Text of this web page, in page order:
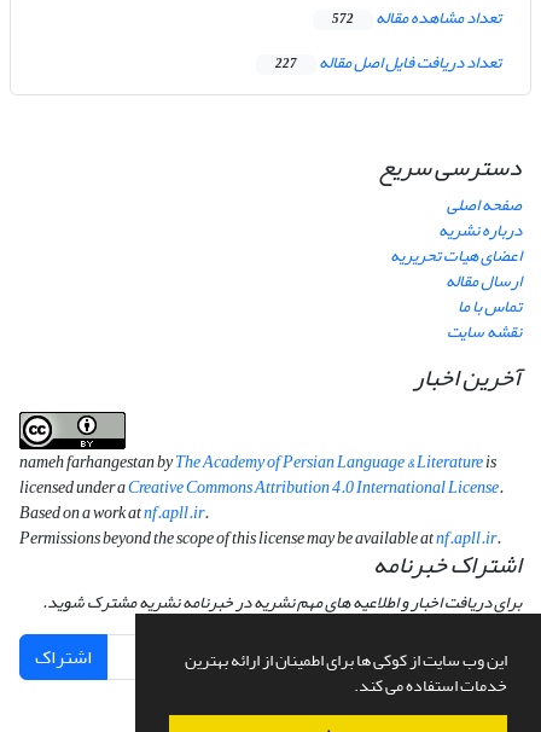
این وب سایت از کوکی ها برای اطمینان از ارائه بهترین
خدمات استفاده می کند.
تعداد مشاهده مقاله 572
تعداد دریافت فایل اصل مقاله 227
دسترسی سریع
صفحه اصلی
درباره نشریه
اعضای هیات تحریریه
ارسال مقاله
تماس با ما
نقشه سایت
آخرین اخبار
nameh farhangestan byThe Academy of Persian Language & Literatureis
licensed under aCreative Commons Attribution 4.0 International License.
Based on a work atnf.apll.ir.
Permissions beyond the scope of this license may be available atnf.apll.ir.
اشتراک خبرنامه
برای دریافت اخبار و اطلاعیه های مهم نشریه در خبرنامه نشریه مشترک شوید.
اشتراک